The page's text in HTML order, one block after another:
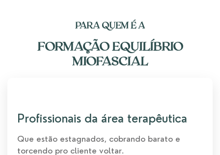
PARA QUEM É A​
FORMAÇÃO EQUILÍBRIO
MIOFASCIAL
Profissionais da área terapêutica​
Que estão estagnados, cobrando barato e
torcendo pro cliente voltar.​